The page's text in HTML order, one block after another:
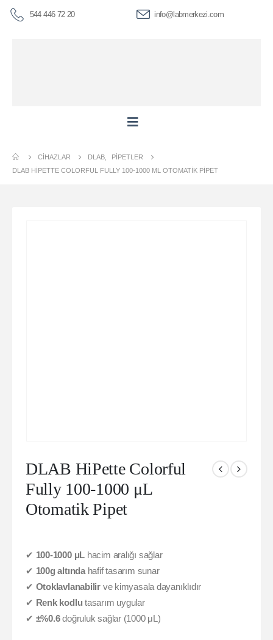
544 446 72 20 info@labmerkezi.com
CIHAZLAR DLAB
PIPETLER
DLAB HIPETTE COLORFUL FULLY 100-1000 ΜL OTOMATIK PIPET
DLAB HiPette Colorful
Fully 100-1000 μL
Otomatik Pipet
✔ 100-1000 μL hacim aralığı sağlar
✔ 100g altındahafif tasarım sunar
✔ Otoklavlanabilir ve kimyasala dayanıklıdır
✔ Renk kodlu tasarım uygular
✔ ±%0.6doğruluk sağlar (1000 μL)